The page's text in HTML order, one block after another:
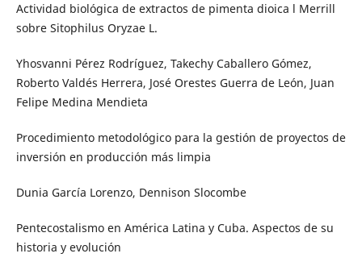
Actividad biológica de extractos de pimenta dioica l Merrill
sobre Sitophilus Oryzae L.
Yhosvanni Pérez Rodríguez, Takechy Caballero Gómez,
Roberto Valdés Herrera, José Orestes Guerra de León, Juan
Felipe Medina Mendieta
Procedimiento metodológico para la gestión de proyectos de
inversión en producción más limpia
Dunia García Lorenzo, Dennison Slocombe
Pentecostalismo en América Latina y Cuba. Aspectos de su
historia y evolución